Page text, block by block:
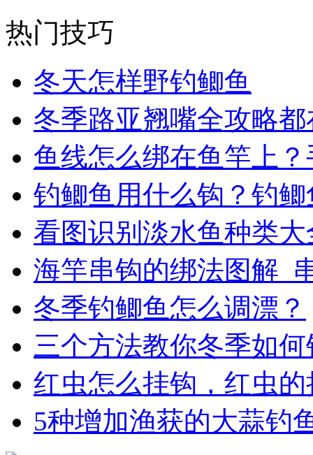
热门技巧
冬天怎样野钓鲫鱼
冬季路亚翘嘴全攻略
鱼线怎么绑在鱼竿上
钓鲫鱼用什么钩？钓
看图识别淡水鱼种类大
海竿串钩的绑法图解_
冬季钓鲫鱼怎么调漂？
三个方法教你冬季如
红虫怎么挂钩，红虫
5种增加渔获的大蒜钓